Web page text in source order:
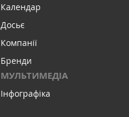
Календар
Досьє
Компанії
Бренди
МУЛЬТИМЕДІА
Інфографіка